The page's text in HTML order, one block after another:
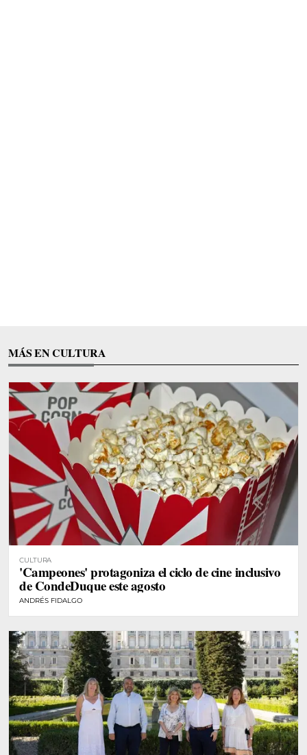
MÁS EN CULTURA
CULTURA
'Campeones' protagoniza el ciclo de cine inclusivo
de CondeDuque este agosto
ANDRÉS FIDALGO